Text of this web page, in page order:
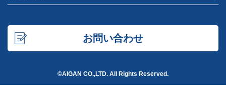
お問い合わせ
©AIGAN CO.,LTD. All Rights Reserved.